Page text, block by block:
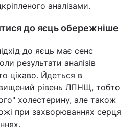
аналізами.
до яєць обережніше
до яєць має сенс
результати аналізів
цікаво. Йдеться в
рівень ЛПНЩ, тобто
холестерину, але також
при захворюваннях серця